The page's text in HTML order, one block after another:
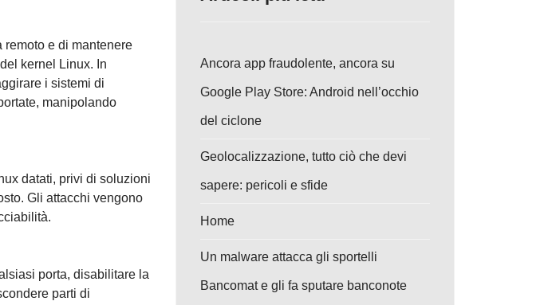
remoto e di mantenere
kernel Linux. In
i sistemi di
manipolando
datati, privi di soluzioni
Gli attacchi vengono
porta, disabilitare la
parti di
Ancora app fraudolente, ancora su
Google Play Store: Android nell’occhio
del ciclone
Geolocalizzazione, tutto ciò che devi
sapere: pericoli e sfide
Home
Un malware attacca gli sportelli
Bancomat e gli fa sputare banconote